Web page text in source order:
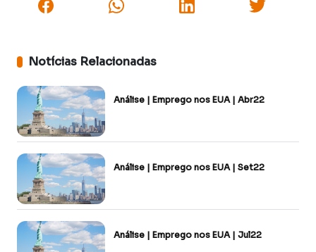
Notícias Relacionadas
Análise | Emprego nos EUA | Abr22
Análise | Emprego nos EUA | Set22
Análise | Emprego nos EUA | Jul22